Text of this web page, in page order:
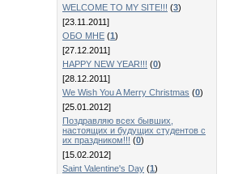
WELCOME TO MY SITE!!! (3)
[23.11.2011]
ОБО МНЕ (1)
[27.12.2011]
HAPPY NEW YEAR!!! (0)
[28.12.2011]
We Wish You A Merry Christmas (0)
[25.01.2012]
Поздравляю всех бывших,
настоящих и будущих студентов с
их праздником!!! (0)
[15.02.2012]
Saint Valentine's Day (1)